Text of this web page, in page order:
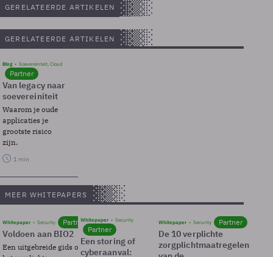
GERELATEERDE ARTIKELEN
GERELATEERDE ARTIKELEN
Blog Soevereinteit, Cloud
Partner
Van legacy naar
soevereiniteit
Waarom je oude
applicaties je
grootste risico
zijn.
1 min
MEER WHITEPAPERS
Whitepaper Security Partner
Voldoen aan BIO2
Een uitgebreide gids over BIO2,
Whitepaper Security
Partner
Een storing of
cyberaanval:
Whitepaper Security Partner
De 10 verplichte
zorgplichtmaatregelen